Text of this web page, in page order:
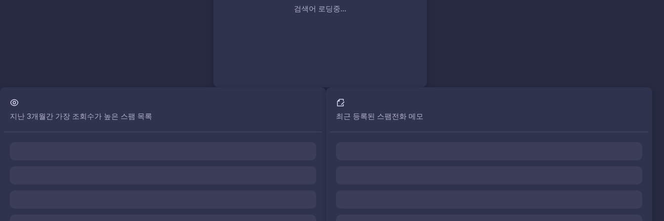
검색어 로딩중...
지난 3개월간 가장 조회수가 높은 스팸 목록 최근 등록된 스팸전화 메모